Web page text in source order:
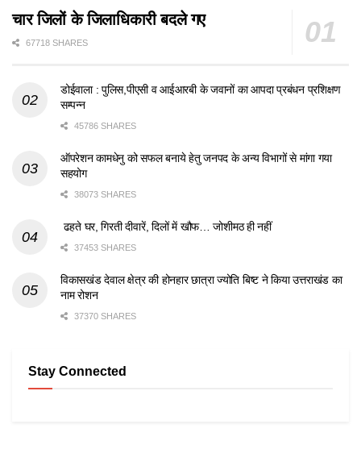
चार जिलों के जिलाधिकारी बदले गए
67718 SHARES
डोईवाला : पुलिस,पीएसी व आईआरबी के जवानों का आपदा प्रबंधन प्रशिक्षण
सम्पन्न
45786 SHARES
ऑपरेशन कामधेनु को सफल बनाये हेतु जनपद के अन्य विभागों से मांगा गया
सहयोग
38073 SHARES
ढहते घर, गिरती दीवारें, दिलों में खौफ… जोशीमठ ही नहीं
37453 SHARES
विकासखंड देवाल क्षेत्र की होनहार छात्रा ज्योति बिष्ट ने किया उत्तराखंड का
नाम रोशन
37370 SHARES
Stay Connected